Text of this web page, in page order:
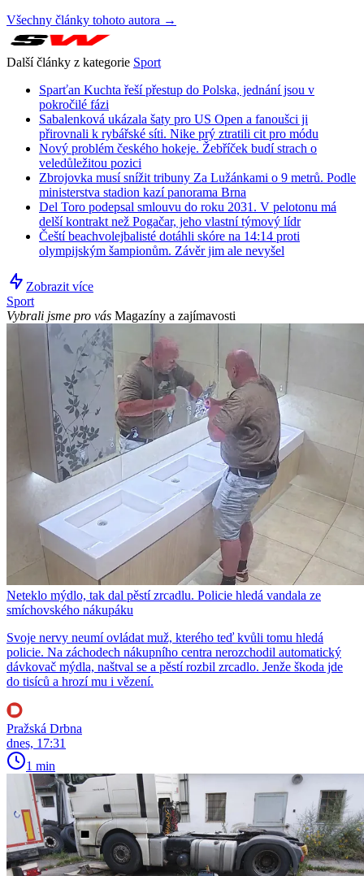
Všechny články tohoto autora →
Další články z kategorie Sport
Sparťan Kuchta řeší přestup do Polska, jednání jsou v
pokročilé fázi
Sabalenková ukázala šaty pro US Open a fanoušci ji
přirovnali k rybářské síti. Nike prý ztratili cit pro módu
Nový problém českého hokeje. Žebříček budí strach o
veledůležitou pozici
Zbrojovka musí snížit tribuny Za Lužánkami o 9 metrů. Podle
ministerstva stadion kazí panorama Brna
Del Toro podepsal smlouvu do roku 2031. V pelotonu má
delší kontrakt než Pogačar, jeho vlastní týmový lídr
Čeští beachvolejbalisté dotáhli skóre na 14:14 proti
olympijským šampionům. Závěr jim ale nevyšel
Zobrazit více
Sport
Vybrali jsme pro vás Magazíny a zajímavosti
Neteklo mýdlo, tak dal pěstí zrcadlu. Policie hledá vandala ze
smíchovského nákupáku
Svoje nervy neumí ovládat muž, kterého teď kvůli tomu hledá
policie. Na záchodech nákupního centra nerozchodil automatický
dávkovač mýdla, naštval se a pěstí rozbil zrcadlo. Jenže škoda jde
do tisíců a hrozí mu i vězení.
Pražská Drbna
dnes, 17:31
1 min